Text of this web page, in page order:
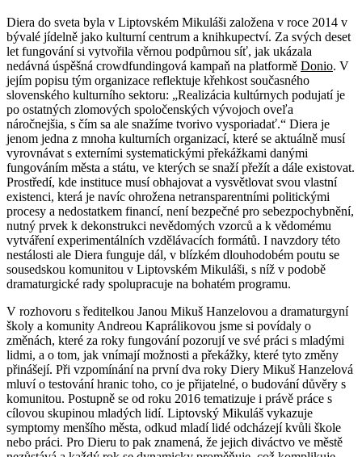
Diera do sveta byla v Liptovském Mikuláši založena v roce 2014 v
bývalé jídelně jako kulturní centrum a knihkupectví. Za svých deset
let fungování si vytvořila věrnou podpůrnou síť, jak ukázala
nedávná úspěšná crowdfundingová kampaň na platformě Donio. V
jejím popisu tým organizace reflektuje křehkost současného
slovenského kulturního sektoru: „Realizácia kultúrnych podujatí je
po ostatných zlomových spoločenských vývojoch oveľa
náročnejšia, s čím sa ale snažíme tvorivo vysporiadať.“ Diera je
jenom jedna z mnoha kulturních organizací, které se aktuálně musí
vyrovnávat s externími systematickými překážkami danými
fungováním města a státu, ve kterých se snaží přežít a dále existovat.
Prostředí, kde instituce musí obhajovat a vysvětlovat svou vlastní
existenci, která je navíc ohrožena netransparentními politickými
procesy a nedostatkem financí, není bezpečné pro sebezpochybnění,
nutný prvek k dekonstrukci nevědomých vzorců a k vědomému
vytváření experimentálních vzdělávacích formátů. I navzdory této
nestálosti ale Diera funguje dál, v blízkém dlouhodobém poutu se
sousedskou komunitou v Liptovském Mikuláši, s níž v podobě
dramaturgické rady spolupracuje na bohatém programu.
V rozhovoru s ředitelkou Janou Mikuš Hanzelovou a dramaturgyní
školy a komunity Andreou Kaprálikovou jsme si povídaly o
změnách, které za roky fungování pozorují ve své práci s mladými
lidmi, a o tom, jak vnímají možnosti a překážky, které tyto změny
přinášejí. Při vzpomínání na první dva roky Diery Mikuš Hanzelová
mluví o testování hranic toho, co je přijatelné, o budování důvěry s
komunitou. Postupně se od roku 2016 tematizuje i právě práce s
cílovou skupinou mladých lidí. Liptovský Mikuláš vykazuje
symptomy menšího města, odkud mladí lidé odcházejí kvůli škole
nebo práci. Pro Dieru to pak znamená, že jejich diváctvo ve městě